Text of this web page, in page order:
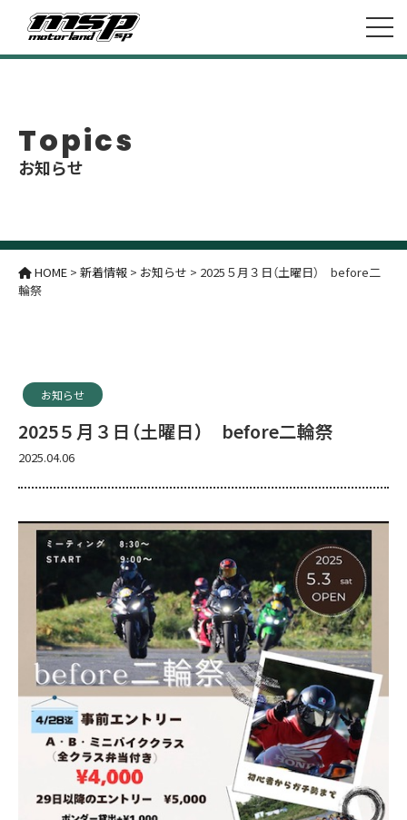
Topics
お知らせ
HOME > 新着情報 > お知らせ > 2025５月３日（土曜日） before二
輪祭
お知らせ
2025５月３日（土曜日） before二輪祭
2025.04.06